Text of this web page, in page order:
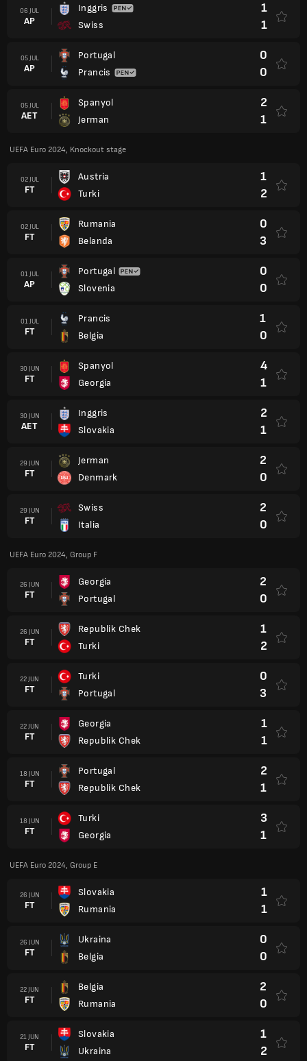
06 JUL
AP
Inggris
Swiss
1
1
05 JUL
AP
Portugal
Prancis
0
0
05 JUL
AET
Spanyol
Jerman
2
1
UEFA Euro 2024, Knockout stage
02 JUL
FT
Austria
Turki
1
2
02 JUL
FT
Rumania
Belanda
0
3
01 JUL
AP
Portugal
Slovenia
0
0
01 JUL
FT
Prancis
Belgia
1
0
30 JUN
FT
Spanyol
Georgia
4
1
30 JUN
AET
Inggris
Slovakia
2
1
29 JUN
FT
Jerman
Denmark
2
0
29 JUN
FT
Swiss
Italia
2
0
UEFA Euro 2024, Group F
26 JUN
FT
Georgia
Portugal
2
0
26 JUN
FT
Republik Chek
Turki
1
2
22 JUN
FT
Turki
Portugal
0
3
22 JUN
FT
Georgia
Republik Chek
1
1
18 JUN
FT
Portugal
Republik Chek
2
1
18 JUN
FT
Turki
Georgia
3
1
UEFA Euro 2024, Group E
26 JUN
FT
Slovakia
Rumania
1
1
26 JUN
FT
Ukraina
Belgia
0
0
22 JUN
FT
Belgia
Rumania
2
0
21 JUN
FT
Slovakia
Ukraina
1
2